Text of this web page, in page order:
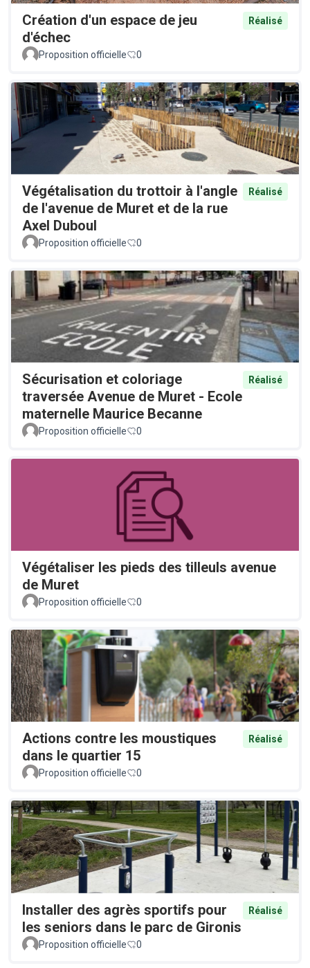
Création d'un espace de jeu
d'échec
Réalisé
Proposition officielle 0
Végétalisation du trottoir à l'angle
de l'avenue de Muret et de la rue
Axel Duboul
Réalisé
Proposition officielle 0
Sécurisation et coloriage
traversée Avenue de Muret - Ecole
maternelle Maurice Becanne
Réalisé
Proposition officielle 0
Végétaliser les pieds des tilleuls avenue
de Muret
Proposition officielle 0
Actions contre les moustiques
dans le quartier 15
Réalisé
Proposition officielle 0
Installer des agrès sportifs pour
les seniors dans le parc de Gironis
Réalisé
Proposition officielle 0